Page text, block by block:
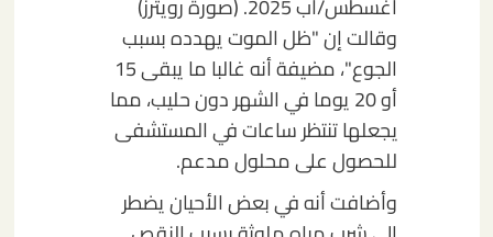
وقالت إن "ظل الموت يهدده بسبب
الجوع"، مضيفة أنه غالبا ما يبقى 15
أو 20 يوما في الشهر دون حليب، مما
يجعلها تنتظر ساعات في المستشفى
للحصول على محلول مدعم.
وأضافت أنه في بعض الأحيان يضطر